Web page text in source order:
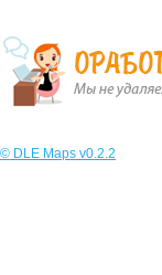
© DLE Maps v0.2.2